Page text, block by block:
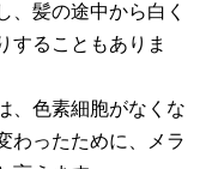
、髪の途中から白く
することもありま
、色素細胞がなくな
わったために、メラ